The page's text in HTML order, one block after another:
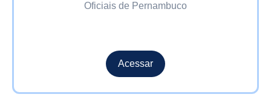
Oficiais de Pernambuco
Acessar